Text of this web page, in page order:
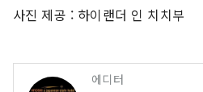
사진 제공 : 하이랜더 인 치치부
에디터